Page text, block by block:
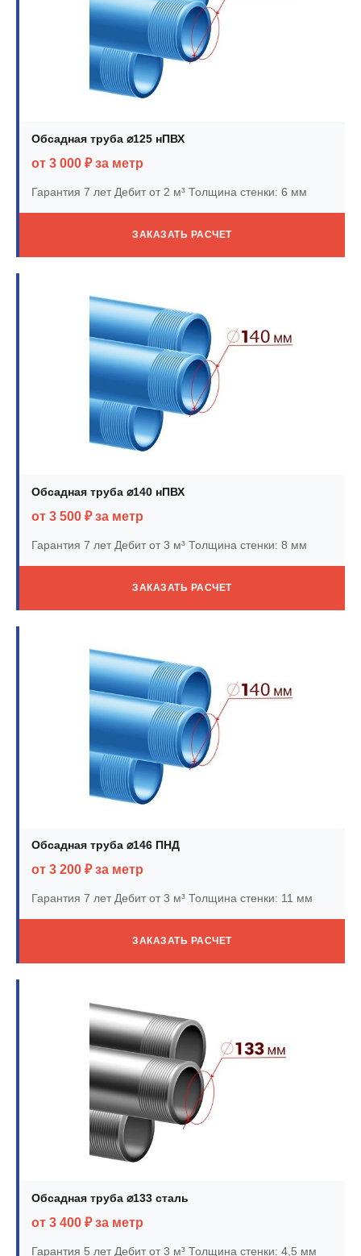
Обсадная труба ⌀125 нПВХ
от 3 000 ₽ за метр
Гарантия 7 летДебит от 2 м³ Толщина стенки: 6 мм
ЗАКАЗАТЬ РАСЧЕТ
Обсадная труба ⌀140 нПВХ
от 3 500 ₽ за метр
Гарантия 7 летДебит от 3 м³ Толщина стенки: 8 мм
ЗАКАЗАТЬ РАСЧЕТ
Обсадная труба ⌀146 ПНД
от 3 200 ₽ за метр
Гарантия 7 летДебит от 3 м³ Толщина стенки: 11 мм
ЗАКАЗАТЬ РАСЧЕТ
Обсадная труба ⌀133 сталь
от 3 400 ₽ за метр
Гарантия 5 летДебит от 3 м³ Толщина стенки: 4,5 мм